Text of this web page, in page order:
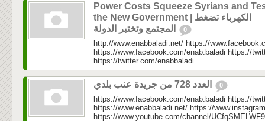
Power Costs Squeeze Syrians and
the New Government | الكهرباء تضغط
0
http://www.enabbaladi.net/ https://
https://www.facebook.com/enab.baladi https://
https://twitter.com/enabbaladi...
0
https://www.facebook.com/enab.baladi https://
https://www.enabbaladi.net/ https://
https://www.youtube.com/channel/